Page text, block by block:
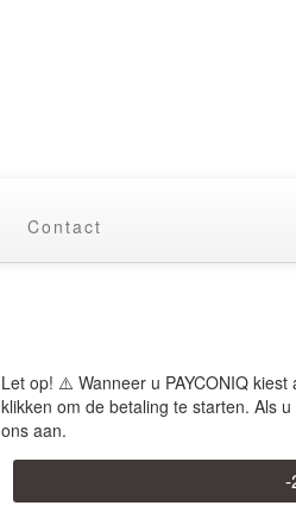
Contact
Let op! ⚠️ Wanneer u PAYCONIQ
klikken om de betaling te starten. Als
ons aan.
-